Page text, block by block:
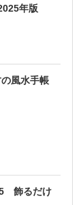
年版
風水手帳
飾るだけ